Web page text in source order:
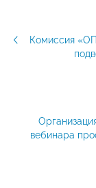
Комиссия
вебинара